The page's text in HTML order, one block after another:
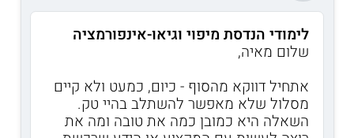
לימודי הנדסת מיפוי וגיאו-אינפורמציה
שלום מאיה,
אתחיל דווקא מהסוף - כיום, כמעט ולא קיים
מסלול שלא מאפשר להשתלב בהיי טק.
השאלה היא כמובן כמה את טובה ומה את